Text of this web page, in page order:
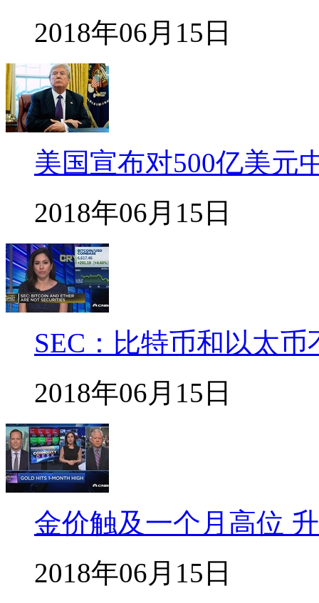
2018年06月15日
美国宣布对500亿美元
2018年06月15日
SEC：比特币和以太币
2018年06月15日
金价触及一个月高位
2018年06月15日